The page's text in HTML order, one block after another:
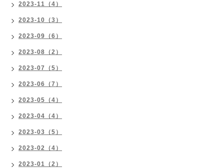
2023-11（4）
2023-10（3）
2023-09（6）
2023-08（2）
2023-07（5）
2023-06（7）
2023-05（4）
2023-04（4）
2023-03（5）
2023-02（4）
2023-01（2）